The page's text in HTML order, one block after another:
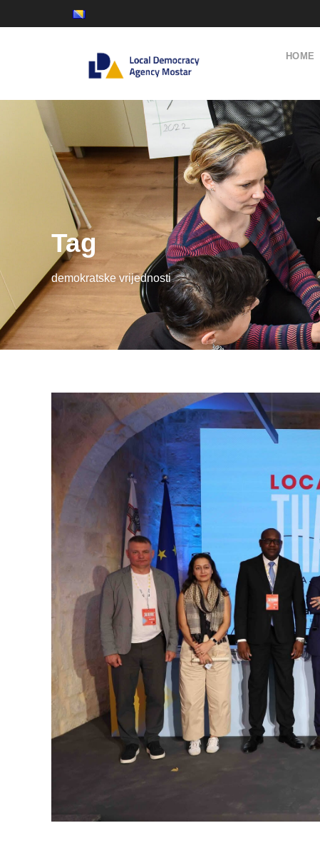
HOME
Tag
demokratske vrijednosti